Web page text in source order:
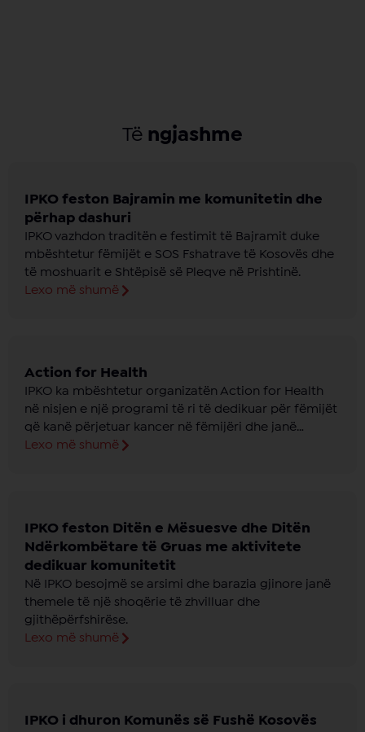
Të ngjashme
IPKO feston Bajramin me komunitetin dhe
përhap dashuri
IPKO vazhdon traditën e festimit të Bajramit duke
mbështetur fëmijët e SOS Fshatrave të Kosovës dhe
të moshuarit e Shtëpisë së Pleqve në Prishtinë.
Lexo më shumë
Action for Health
IPKO ka mbështetur organizatën Action for Health
në nisjen e një programi të ri të dedikuar për fëmijët
që kanë përjetuar kancer në fëmijëri dhe janë
trajtuar në Klinikën Hemato-Onkologjike në Pediatri.
Lexo më shumë
IPKO feston Ditën e Mësuesve dhe Ditën
Ndërkombëtare të Gruas me aktivitete
dedikuar komunitetit
Në IPKO besojmë se arsimi dhe barazia gjinore janë
themele të një shoqërie të zhvilluar dhe
gjithëpërfshirëse.
Lexo më shumë
IPKO i dhuron Komunës së Fushë Kosovës